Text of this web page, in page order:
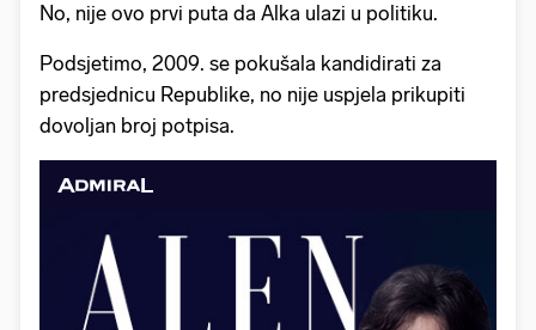
No, nije ovo prvi puta da Alka ulazi u politiku.
Podsjetimo, 2009. se pokušala kandidirati za
predsjednicu Republike, no nije uspjela prikupiti
dovoljan broj potpisa.